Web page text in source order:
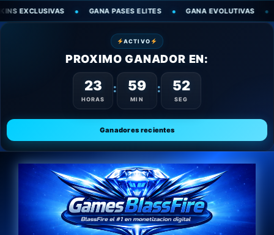
GANA PASES ELITES GANA EVOLUTIVAS
ACTIVO
PROXIMO GANADOR EN:
23
HORAS
: 59
MIN
: 51
SEG
Ganadores recientes
Saltar